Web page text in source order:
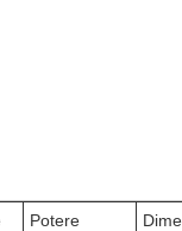
Potere